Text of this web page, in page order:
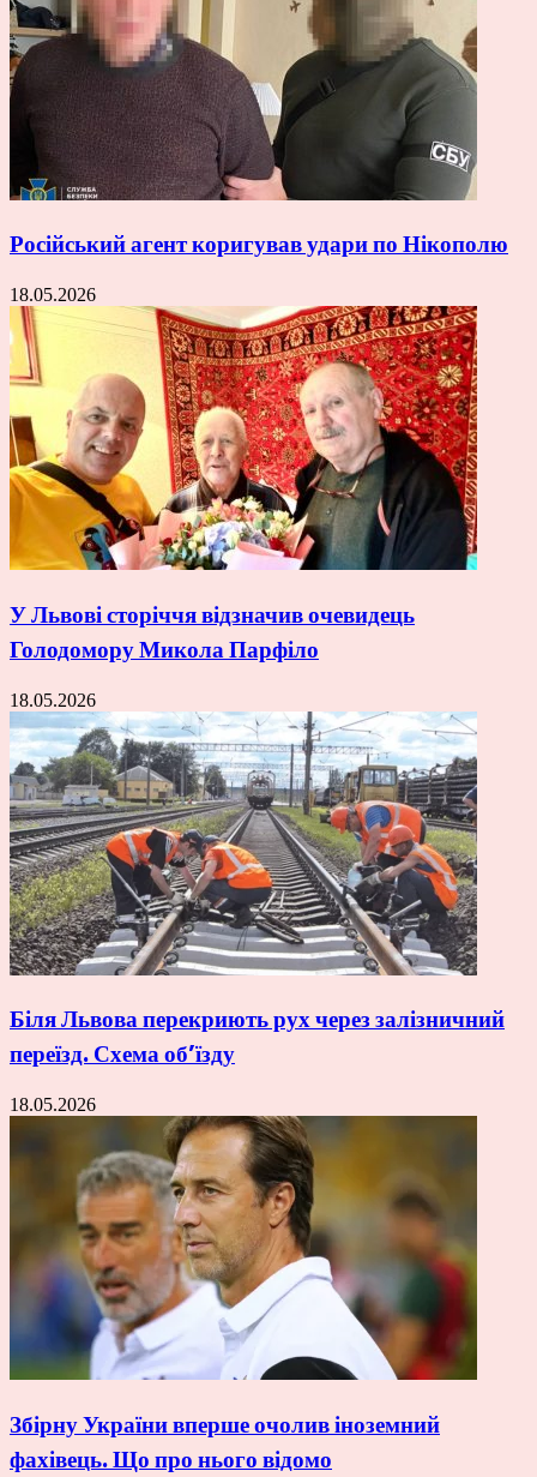
Російський агент коригував удари по Нікополю
18.05.2026
У Львові сторіччя відзначив очевидець
Голодомору Микола Парфіло
18.05.2026
Біля Львова перекриють рух через залізничний
переїзд. Схема об’їзду
18.05.2026
Збірну України вперше очолив іноземний
фахівець. Що про нього відомо